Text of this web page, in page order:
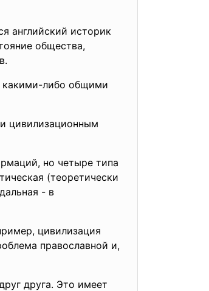
английский историк
общества,
какими-либо общими
цивилизационным
но четыре типа
(теоретически
- в
цивилизация
православной и,
друга. Это имеет